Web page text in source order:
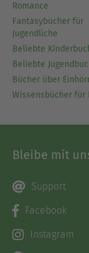
Romance
Fantasybücher für
Jugendliche
Beliebte
Beliebte
Bücher über
Wissensbücher für
Bleibe mit
Support
Facebook
Instagram